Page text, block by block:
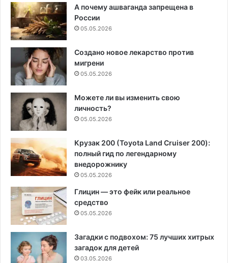
А почему ашваганда запрещена в
России
05.05.2026
Создано новое лекарство против
мигрени
05.05.2026
Можете ли вы изменить свою
личность?
05.05.2026
Крузак 200 (Toyota Land Cruiser 200):
полный гид по легендарному
внедорожнику
05.05.2026
Глицин — это фейк или реальное
средство
05.05.2026
Загадки с подвохом: 75 лучших хитрых
загадок для детей
03.05.2026